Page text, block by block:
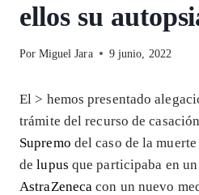
ellos su
Por Miguel Jara 9 junio, 2022
El > hemos presentado
trámite del recurso de
Supremo del caso de la
delupus que participaba en
AstraZeneca con un nuevo